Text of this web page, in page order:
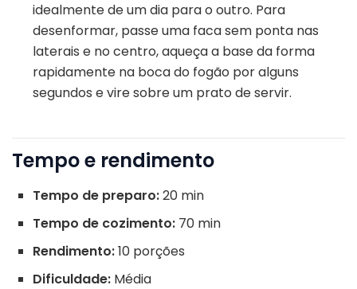
idealmente de um dia para o outro. Para
desenformar, passe uma faca sem ponta nas
laterais e no centro, aqueça a base da forma
rapidamente na boca do fogão por alguns
segundos e vire sobre um prato de servir.
Tempo e rendimento
Tempo de preparo:20 min
Tempo de cozimento:70 min
Rendimento:10 porções
Dificuldade:Média